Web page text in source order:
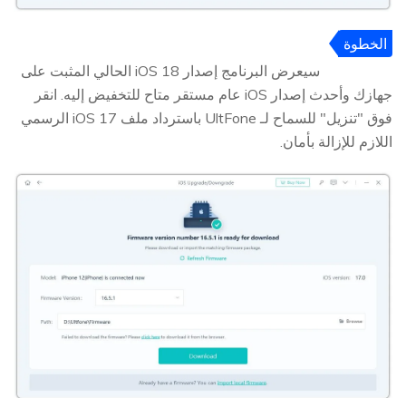
الخطوة
سيعرض البرنامج إصدار iOS 18 الحالي المثبت على
جهازك وأحدث إصدار iOS عام مستقر متاح للتخفيض إليه. انقر
فوق "تنزيل" للسماح لـ UltFone باسترداد ملف iOS 17 الرسمي
اللازم للإزالة بأمان.